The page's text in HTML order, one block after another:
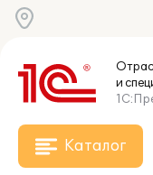
и
Каталог